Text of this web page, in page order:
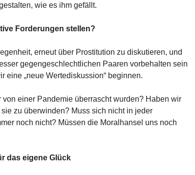
wie es ihm gefällt.
Forderungen stellen?
erneut über Prostitution zu diskutieren, und
gegengeschlechtlichen Paaren vorbehalten sein
eine „neue Wertediskussion“ beginnen.
einer Pandemie überrascht wurden? Haben wir
zu überwinden? Muss sich nicht in jeder
noch nicht? Müssen die Moralhansel uns noch
das eigene Glück